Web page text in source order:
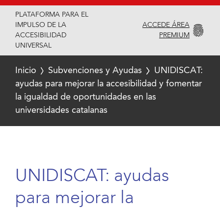
PLATAFORMA PARA EL
IMPULSO DE LA
ACCESIBILIDAD
UNIVERSAL
ACCEDE ÁREA
PREMIUM
Inicio Subvenciones y Ayudas
UNIDISCAT:
ayudas para mejorar la accesibilidad y fomentar
la igualdad de oportunidades en las
universidades catalanas
UNIDISCAT: ayudas
para mejorar la